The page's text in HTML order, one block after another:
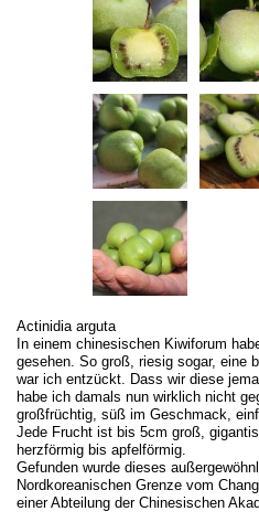
Actinidia arguta
In einem chinesischen Kiwiforum
gesehen. So groß, riesig sogar, eine
war ich entzückt. Dass wir diese
habe ich damals nun wirklich nicht
großfrüchtig, süß im Geschmack,
Jede Frucht ist bis 5cm groß,
herzförmig bis apfelförmig.
Gefunden wurde dieses
Nordkoreanischen Grenze vom
einer Abteilung der Chinesischen